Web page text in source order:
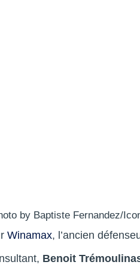
by Baptiste Fernandez/
Winamax, l’ancien
Benoit